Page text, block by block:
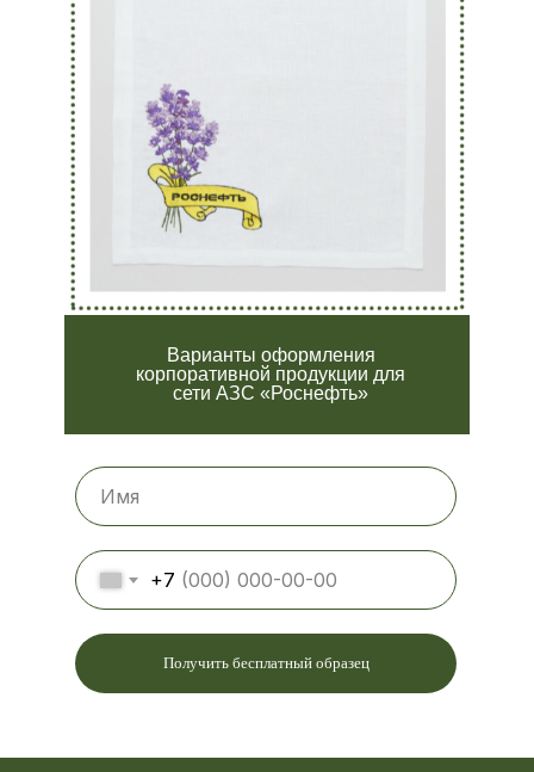
+7
Получить бесплатный образец
Варианты оформления
корпоративной продукции для
сети АЗС «Роснефть»